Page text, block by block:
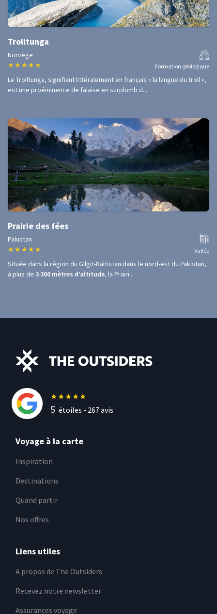
Trolltunga
Norvège
★ ★ ★ ★ ★ Formation géologique
Le Trolltunga, signifiant littéralement en français « la langue du troll »,
est une proéminence de falaise en surplomb d...
Prairie des fées
Pakistan
★ ★ ★ ★ ★ Vallée
Située dans la région du Gilgit-Baltistan dans le nord-est du Pakistan,
à plus de 3 300 mètres d’altitude, la Prairi...
★★★★★
5 étoiles - 267avis
Voyage à la carte
Inspiration
Destinations
Quand partir
Nos offres
Liens utiles
A propos de The Outsiders
Recevez notre newsletter
Assurances voyage